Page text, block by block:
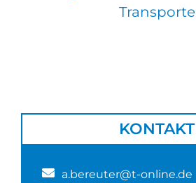
Transporte
KONTAKT
a.bereuter@t-online.de